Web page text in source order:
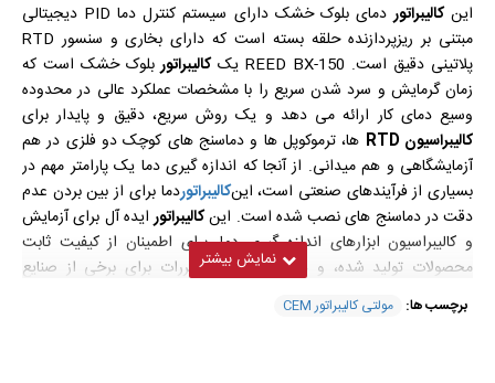
اینکالیبراتور
دمای بلوک خشک دارای سیستم کنترل دما PID دیجیتالی
مبتنی بر ریزپردازنده حلقه بسته است که دارای بخاری و سنسور RTD
پلاتینی دقیق است. REED BX-150 یک
کالیبراتوربلوک خشک است که
زمان گرمایش و سرد شدن سریع را با مشخصات عملکرد عالی در محدوده
وسیع دمای کار ارائه می دهد و یک روش سریع، دقیق و پایدار برای
کالیبراسیون RTD
ها، ترموکوپل ها و دماسنج های کوچک دو فلزی در هم
آزمایشگاهی و هم میدانی. از آنجا که اندازه گیری دما یک پارامتر مهم در
بسیاری از فرآیندهای صنعتی است، اینکالیبراتوردما برای از بین بردن عدم
دقت در دماسنج های نصب شده است. اینکالیبراتورایده آل برای آزمایش
و کالیبراسیون ابزارهای اندازه گیری دما، برای اطمینان از کیفیت ثابت
محصولات تولید شده، و همچنین رعایت مقررات برای برخی از صنایع
استفاده می شود.
برچسب ها: مولتی کالیبراتور CEM